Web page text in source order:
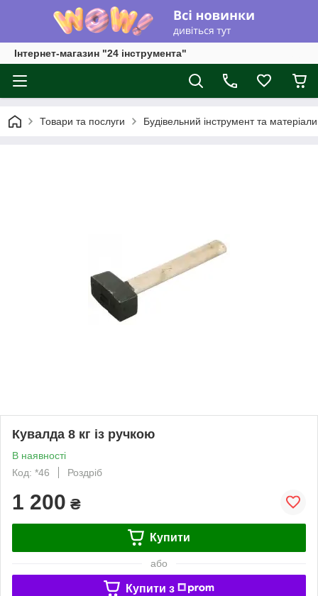
Інтернет-магазин "24 інструмента"
Товари та послуги Будівельний інструмент та матеріали
Кувалда 8 кг із ручкою
В наявності
Код: *46
Роздріб
1 200 ₴
Купити
або
Купити з